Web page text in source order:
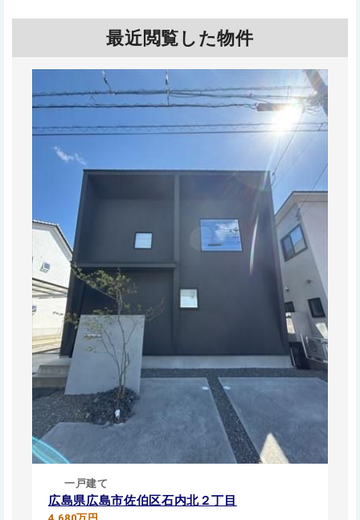
最近閲覧した物件
一戸建て
広島県広島市佐伯区石内北２丁目